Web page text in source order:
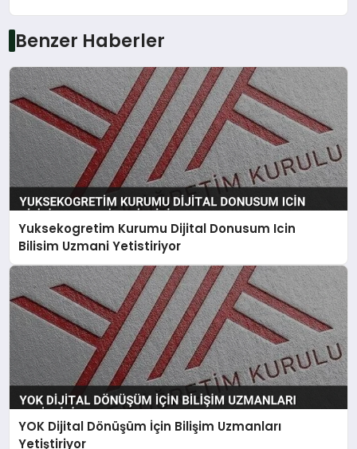
Benzer Haberler
Yuksekogretim Kurumu Dijital Donusum Icin
Bilisim Uzmani Yetistiriyor
YOK Dijital Dönüşüm İçin Bilişim Uzmanları
Yetiştiriyor